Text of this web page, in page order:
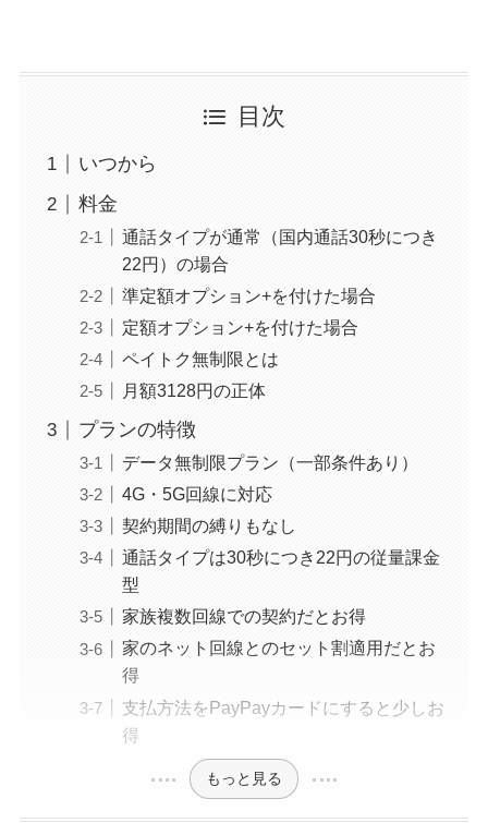
目次
いつから
料金
通話タイプが通常（国内通話30秒につき
22円）の場合
準定額オプション+を付けた場合
定額オプション+を付けた場合
ペイトク無制限とは
月額3128円の正体
プランの特徴
データ無制限プラン（一部条件あり）
4G・5G回線に対応
契約期間の縛りもなし
通話タイプは30秒につき22円の従量課金
型
家族複数回線での契約だとお得
家のネット回線とのセット割適用だとお
得
支払方法をPayPayカードにすると少しお
得
もっと見る